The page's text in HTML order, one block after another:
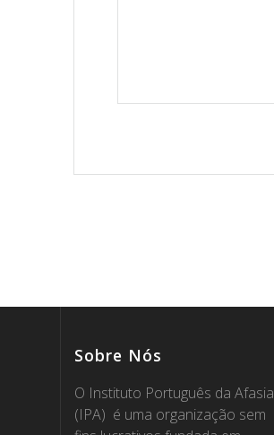
Sobre Nós
O Instituto Português da Afasia
(IPA) é uma organização sem